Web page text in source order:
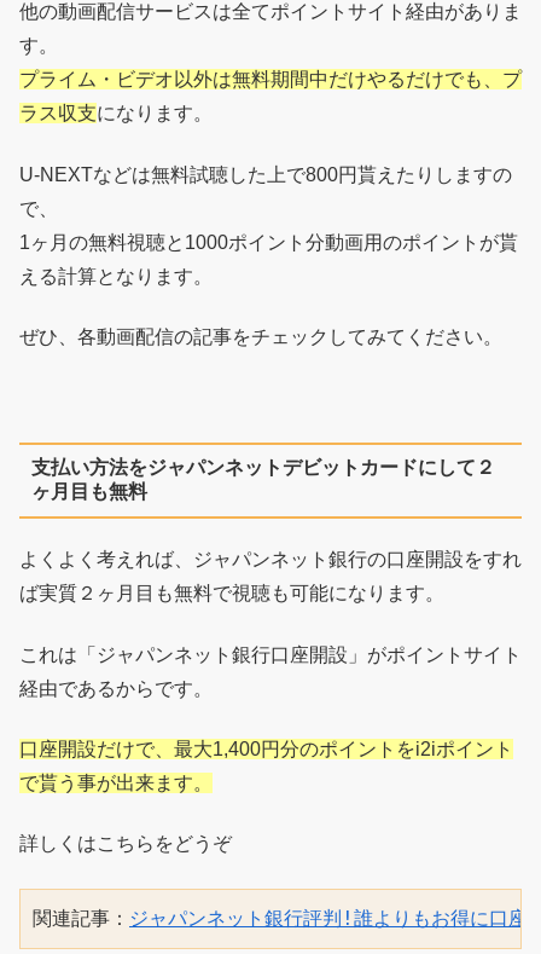
他の動画配信サービスは全てポイントサイト経由がありま
す。
プライム・ビデオ以外は無料期間中だけやるだけでも、プ
ラス収支になります。
U-NEXTなどは無料試聴した上で800円貰えたりしますの
で、
1ヶ月の無料視聴と1000ポイント分動画用のポイントが貰
える計算となります。
ぜひ、各動画配信の記事をチェックしてみてください。
支払い方法をジャパンネットデビットカードにして２
ヶ月目も無料
よくよく考えれば、ジャパンネット銀行の口座開設をすれ
ば実質２ヶ月目も無料で視聴も可能になります。
これは「ジャパンネット銀行口座開設」がポイントサイト
経由であるからです。
口座開設だけで、最大1,400円分のポイントをi2iポイント
で貰う事が出来ます。
詳しくはこちらをどうぞ
関連記事： ジャパンネット銀行評判!誰よりもお得に口座